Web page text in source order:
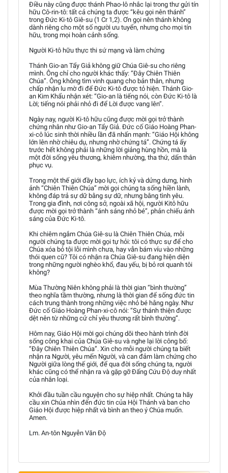
Điều này cũng được thánh Phao-lô nhắc lại trong thư gửi tín
hữu Cô-rin-tô: tất cả chúng ta được “kêu gọi nên thánh”
trong Đức Ki-tô Giê-su (1 Cr 1,2). Ơn gọi nên thánh không
dành riêng cho một số người ưu tuyển, nhưng cho mọi tín
hữu, trong mọi hoàn cảnh sống.
Người Ki-tô hữu thực thi sứ mạng và làm chứng
Thánh Gio-an Tẩy Giả không giữ Chúa Giê-su cho riêng
mình. Ông chỉ cho người khác thấy: “Đây Chiên Thiên
Chúa”. Ông không tìm vinh quang cho bản thân, nhưng
chấp nhận lu mờ đi để Đức Ki-tô được tỏ hiện. Thánh Gio-
an Kim Khẩu nhận xét: “Gio-an là tiếng nói, còn Đức Ki-tô là
Lời; tiếng nói phải nhỏ đi để Lời được vang lên”.
Ngày nay, người Ki-tô hữu cũng được mời gọi trở thành
chứng nhân như Gio-an Tẩy Giả. Đức cố Giáo Hoàng Phan-
xi-cô lúc sinh thời nhiều lần đã nhấn mạnh: “Giáo Hội không
lớn lên nhờ chiêu dụ, nhưng nhờ chứng tá”. Chứng tá ấy
trước hết không phải là những lời giảng hùng hồn, mà là
một đời sống yêu thương, khiêm nhường, tha thứ, dấn thân
phục vụ.
Trong một thế giới đầy bạo lực, ích kỷ và dửng dưng, hình
ảnh “Chiên Thiên Chúa” mời gọi chúng ta sống hiền lành,
không đáp trả sự dữ bằng sự dữ, nhưng bằng tình yêu.
Trong gia đình, nơi công sở, ngoài xã hội, người Kitô hữu
được mời gọi trở thành “ánh sáng nhỏ bé”, phản chiếu ánh
sáng của Đức Ki-tô.
Khi chiêm ngắm Chúa Giê-su là Chiên Thiên Chúa, mỗi
người chúng ta được mời gọi tự hỏi: tôi có thực sự để cho
Chúa xóa bỏ tội lỗi mình chưa, hay vẫn bám víu vào những
thói quen cũ? Tôi có nhận ra Chúa Giê-su đang hiện diện
trong những người nghèo khổ, đau yếu, bị bỏ rơi quanh tôi
không?
Mùa Thường Niên không phải là thời gian “bình thường”
theo nghĩa tầm thường, nhưng là thời gian để sống đức tin
cách trung thành trong những việc nhỏ bé hằng ngày. Như
Đức cố Giáo Hoàng Phan-xi-cô nói: “Sự thánh thiện được
dệt nên từ những cử chỉ yêu thương rất bình thường”.
Hôm nay, Giáo Hội mời gọi chúng dõi theo hành trình đời
sống công khai của Chúa Giê-su và nghe lại lời công bố:
“Đây Chiên Thiên Chúa”. Xin cho mỗi người chúng ta biết
nhận ra Người, yêu mến Người, và can đảm làm chứng cho
Người giữa lòng thế giới, để qua đời sống chúng ta, người
khác cũng có thể nhận ra và gặp gỡ Đấng Cứu Độ duy nhất
của nhân loại.
Khởi đầu tuần cầu nguyện cho sự hiệp nhất. Chúng ta hãy
cầu xin Chúa nhìn đến đức tin của Hội Thánh và ban cho
Giáo Hội được hiệp nhất và bình an theo ý Chúa muốn.
Amen.
Lm. An-tôn Nguyễn Văn Độ